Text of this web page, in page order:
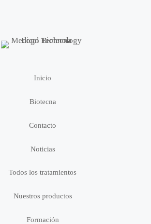
Inicio
Biotecna
Contacto
Noticias
Todos los tratamientos
Nuestros productos
Formación